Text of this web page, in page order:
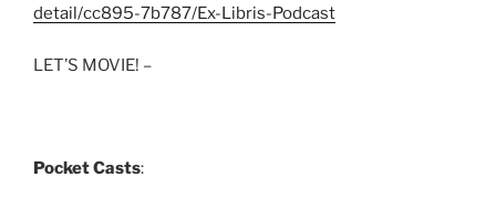
detail/cc895-7b787/Ex-Libris-Podcast
LET’S MOVIE! –
Pocket Casts: